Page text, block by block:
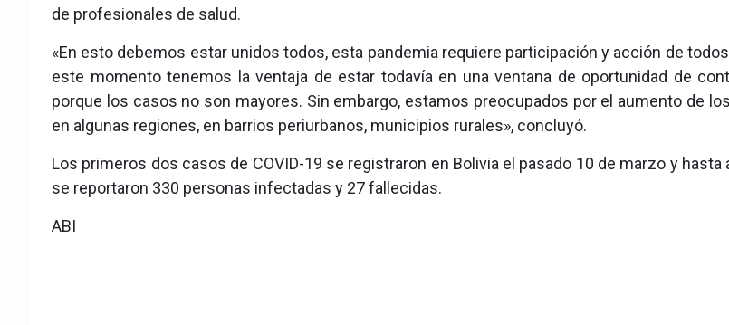
de profesionales de salud.
«En esto debemos estar unidos todos, esta pandemia requiere participación y acción de
este momento tenemos la ventaja de estar todavía en una ventana de oportunidad de
porque los casos no son mayores. Sin embargo, estamos preocupados por el aumento de
en algunas regiones, en barrios periurbanos, municipios rurales», concluyó.
Los primeros dos casos de COVID-19 se registraron en Bolivia el pasado 10 de marzo y hasta
se reportaron 330 personas infectadas y 27 fallecidas.
ABI